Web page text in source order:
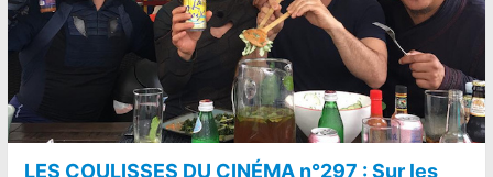
LES COULISSES DU CINÉMA n°297 : Sur les